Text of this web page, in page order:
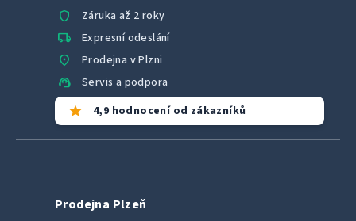
shield Záruka až 2 roky
local_shipping Expresní odeslání
location_on Prodejna v Plzni
support_agent Servis a podpora
star 4,9 hodnocení od zákazníků
Prodejna Plzeň